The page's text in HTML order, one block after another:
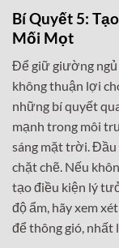
Bí Quyết 5:
Mối Mọt
Để giữ giường ngủ
không thuận lợi
những bí quyết
mạnh trong môi
sáng mặt trời. Đầu
chặt chẽ. Nếu
tạo điều kiện lý
độ ẩm, hãy xem
để thông gió, nhất